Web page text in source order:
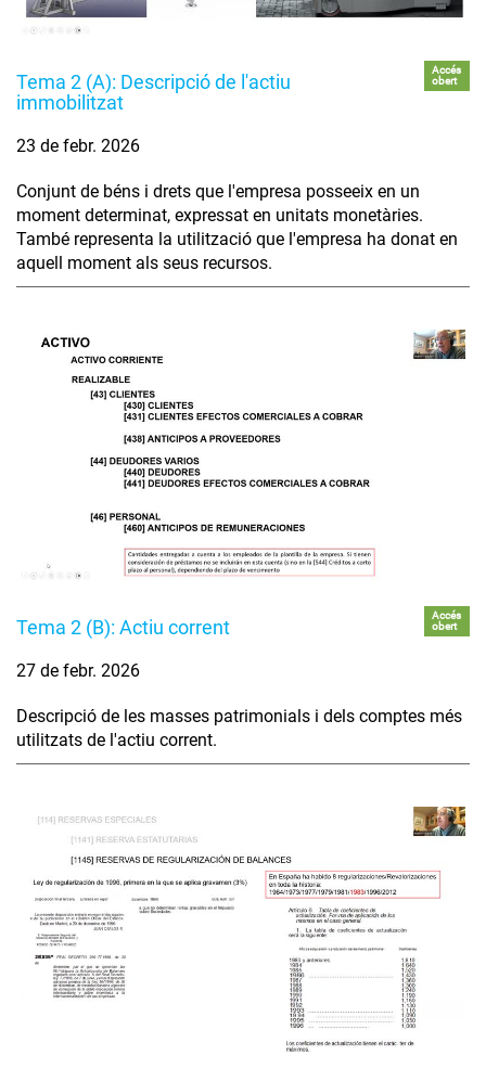
Tema 2 (A): Descripció de l'actiu
immobilitzat
Accés
obert
23 de febr. 2026
Conjunt de béns i drets que l'empresa posseeix en un
moment determinat, expressat en unitats monetàries.
També representa la utilització que l'empresa ha donat en
aquell moment als seus recursos.
Tema 2 (B): Actiu corrent
Accés
obert
27 de febr. 2026
Descripció de les masses patrimonials i dels comptes més
utilitzats de l'actiu corrent.